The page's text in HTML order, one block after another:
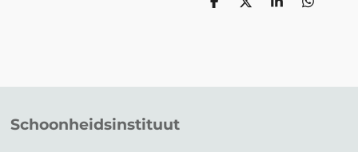
D
D
S
D
Schoonheidsinstituut